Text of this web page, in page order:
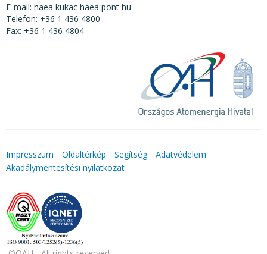
E-mail: haea kukac haea pont hu
Telefon: +36 1 436 4800
Fax: +36 1 436 4804
Impresszum Oldaltérkép Segítség
Adatvédelem
Akadálymentesítési nyilatkozat